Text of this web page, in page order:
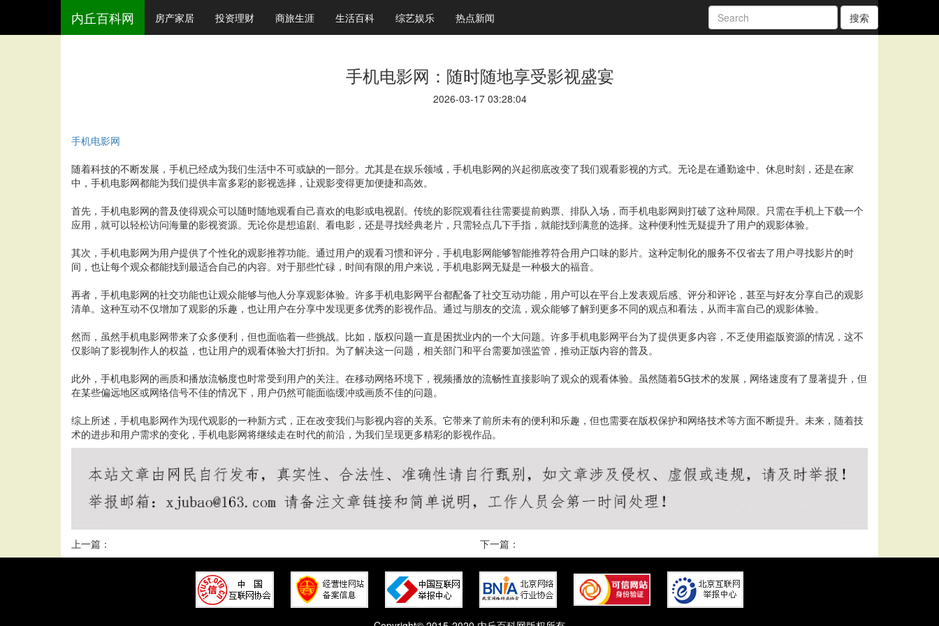
内丘百科网 房产家居 投资理财 商旅生涯 生活百科 综艺娱乐 热点新闻 搜索
手机电影网：随时随地享受影视盛宴
2026-03-17 03:28:04
手机电影网
随着科技的不断发展，手机已经成为我们生活中不可或缺的一部分。尤其是在娱乐领域，手机电影网的兴起彻底改变了我们观看影视的方式。无论是在通勤途中、休息时刻，还是在家
中，手机电影网都能为我们提供丰富多彩的影视选择，让观影变得更加便捷和高效。
首先，手机电影网的普及使得观众可以随时随地观看自己喜欢的电影或电视剧。传统的影院观看往往需要提前购票、排队入场，而手机电影网则打破了这种局限。只需在手机上下载一个
应用，就可以轻松访问海量的影视资源。无论你是想追剧、看电影，还是寻找经典老片，只需轻点几下手指，就能找到满意的选择。这种便利性无疑提升了用户的观影体验。
其次，手机电影网为用户提供了个性化的观影推荐功能。通过用户的观看习惯和评分，手机电影网能够智能推荐符合用户口味的影片。这种定制化的服务不仅省去了用户寻找影片的时
间，也让每个观众都能找到最适合自己的内容。对于那些忙碌，时间有限的用户来说，手机电影网无疑是一种极大的福音。
再者，手机电影网的社交功能也让观众能够与他人分享观影体验。许多手机电影网平台都配备了社交互动功能，用户可以在平台上发表观后感、评分和评论，甚至与好友分享自己的观影
清单。这种互动不仅增加了观影的乐趣，也让用户在分享中发现更多优秀的影视作品。通过与朋友的交流，观众能够了解到更多不同的观点和看法，从而丰富自己的观影体验。
然而，虽然手机电影网带来了众多便利，但也面临着一些挑战。比如，版权问题一直是困扰业内的一个大问题。许多手机电影网平台为了提供更多内容，不乏使用盗版资源的情况，这不
仅影响了影视制作人的权益，也让用户的观看体验大打折扣。为了解决这一问题，相关部门和平台需要加强监管，推动正版内容的普及。
此外，手机电影网的画质和播放流畅度也时常受到用户的关注。在移动网络环境下，视频播放的流畅性直接影响了观众的观看体验。虽然随着5G技术的发展，网络速度有了显著提升，但
在某些偏远地区或网络信号不佳的情况下，用户仍然可能面临缓冲或画质不佳的问题。
综上所述，手机电影网作为现代观影的一种新方式，正在改变我们与影视内容的关系。它带来了前所未有的便利和乐趣，但也需要在版权保护和网络技术等方面不断提升。未来，随着技
术的进步和用户需求的变化，手机电影网将继续走在时代的前沿，为我们呈现更多精彩的影视作品。
上一篇： 下一篇：